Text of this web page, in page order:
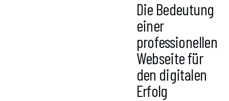
Die Bedeutung
einer
professionellen
Webseite für
den digitalen
Erfolg